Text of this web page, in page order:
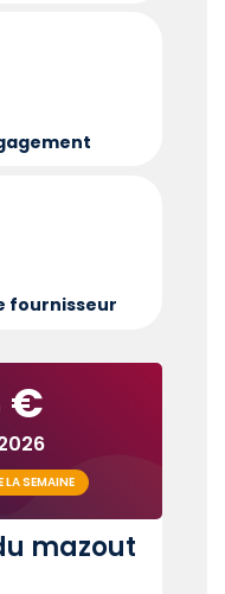
fournisseur
€
LA SEMAINE
mazout